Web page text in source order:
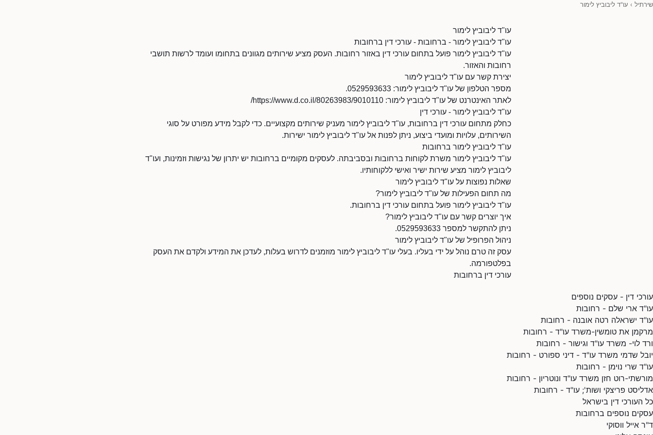
שירתיל › עו"ד ליבוביץ לימור
עו"ד ליבוביץ לימור
עו"ד ליבוביץ לימור - ברחובות - עורכי דין ברחובות
עו"ד ליבוביץ לימור פועל בתחום עורכי דין באזור רחובות. העסק מציע שירותים מגוונים בתחומו ועומד לרשות תושבי
רחובות והאזור.
יצירת קשר עם עו"ד ליבוביץ לימור
מספר הטלפון של עו"ד ליבוביץ לימור: 0529593633.
לאתר האינטרנט של עו"ד ליבוביץ לימור: https://www.d.co.il/80263983/9010110/
עו"ד ליבוביץ לימור - עורכי דין
כחלק מתחום עורכי דין ברחובות, עו"ד ליבוביץ לימור מעניק שירותים מקצועיים. כדי לקבל מידע מפורט על סוגי
השירותים, עלויות ומועדי ביצוע, ניתן לפנות אל עו"ד ליבוביץ לימור ישירות.
עו"ד ליבוביץ לימור ברחובות
עו"ד ליבוביץ לימור משרת לקוחות ברחובות ובסביבתה. לעסקים מקומיים ברחובות יש יתרון של נגישות וזמינות, ועו"ד
ליבוביץ לימור מציע שירות ישיר ואישי ללקוחותיו.
שאלות נפוצות על עו"ד ליבוביץ לימור
מה תחום הפעילות של עו"ד ליבוביץ לימור?
עו"ד ליבוביץ לימור פועל בתחום עורכי דין ברחובות.
איך יוצרים קשר עם עו"ד ליבוביץ לימור?
ניתן להתקשר למספר 0529593633.
ניהול הפרופיל של עו"ד ליבוביץ לימור
עסק זה טרם נוהל על ידי בעליו. בעלי עו"ד ליבוביץ לימור מוזמנים לדרוש בעלות, לעדכן את המידע ולקדם את העסק
בפלטפורמה.
עורכי דין ברחובות
עורכי דין - עסקים נוספים
עו"ד ארי שלם - רחובות
עו"ד ישראלה רטה אובנה - רחובות
מרקמן את טומשין-משרד עו"ד - רחובות
ורד לוי- משרד עו"ד וגישור - רחובות
יובל שדמי משרד עו"ד - דיני ספורט - רחובות
עו"ד שרי נוימן - רחובות
מורשתי-רוט חזן משרד עו"ד ונוטריון - רחובות
אדליסט פריצקי ושות'; עו"ד - רחובות
כל העורכי דין בישראל
עסקים נוספים ברחובות
ד"ר אייל ווסוקי